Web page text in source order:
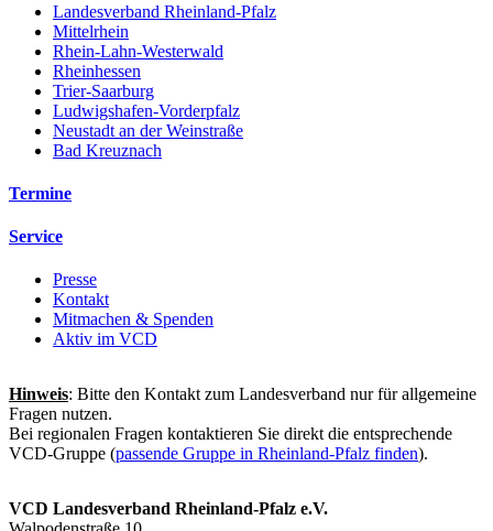
Landesverband Rheinland-Pfalz
Mittelrhein
Rhein-Lahn-Westerwald
Rheinhessen
Trier-Saarburg
Ludwigshafen-Vorderpfalz
Neustadt an der Weinstraße
Bad Kreuznach
Termine
Service
Presse
Kontakt
Mitmachen & Spenden
Aktiv im VCD
Hinweis: Bitte den Kontakt zum Landesverband nur für allgemeine
Fragen nutzen.
Bei regionalen Fragen kontaktieren Sie direkt die entsprechende
VCD-Gruppe (passende Gruppe in Rheinland-Pfalz finden).
VCD Landesverband Rheinland-Pfalz e.V.